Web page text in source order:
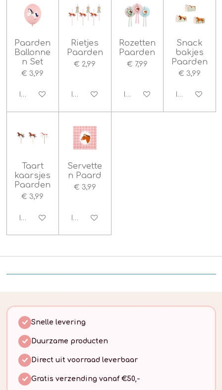
Paarden
Ballonne
n Set
€ 3,99
In winkelwagen
Rietjes
Paarden
€ 2,99
In winkelwagen
Rozetten
Paarden
€ 7,99
In winkelwagen
Snack
bakjes
Paarden
€ 3,99
In
Taart
kaarsjes
Paarden
€ 3,99
In winkelwagen
Servette
n Paard
€ 3,99
In winkelwagen
Snelle levering
Duurzame producten
Direct uit voorraad leverbaar
Gratis verzending vanaf €50,-